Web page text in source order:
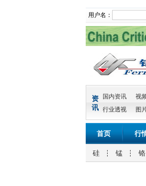
用户名：
资
讯
国内资讯 视
行业透视
图
首页 行
硅 锰 铬